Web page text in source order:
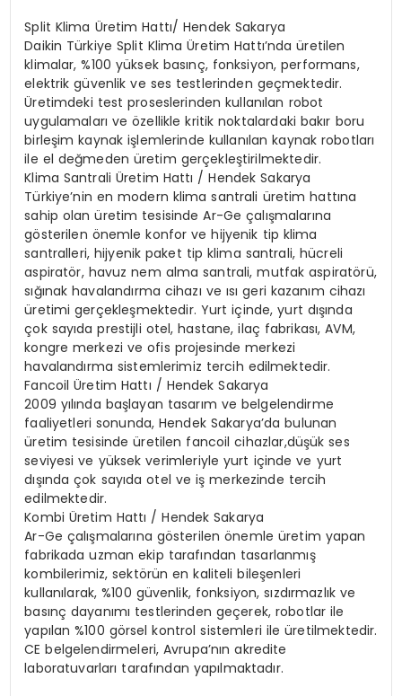
Split Klima Üretim Hattı/ Hendek Sakarya
Daikin Türkiye Split Klima Üretim Hattı’nda üretilen
klimalar, %100 yüksek basınç, fonksiyon, performans,
elektrik güvenlik ve ses testlerinden geçmektedir.
Üretimdeki test proseslerinden kullanılan robot
uygulamaları ve özellikle kritik noktalardaki bakır boru
birleşim kaynak işlemlerinde kullanılan kaynak robotları
ile el değmeden üretim gerçekleştirilmektedir.
Klima Santrali Üretim Hattı / Hendek Sakarya
Türkiye’nin en modern klima santrali üretim hattına
sahip olan üretim tesisinde Ar-Ge çalışmalarına
gösterilen önemle konfor ve hijyenik tip klima
santralleri, hijyenik paket tip klima santrali, hücreli
aspiratör, havuz nem alma santrali, mutfak aspiratörü,
sığınak havalandırma cihazı ve ısı geri kazanım cihazı
üretimi gerçekleşmektedir. Yurt içinde, yurt dışında
çok sayıda prestijli otel, hastane, ilaç fabrikası, AVM,
kongre merkezi ve ofis projesinde merkezi
havalandırma sistemlerimiz tercih edilmektedir.
Fancoil Üretim Hattı / Hendek Sakarya
2009 yılında başlayan tasarım ve belgelendirme
faaliyetleri sonunda, Hendek Sakarya’da bulunan
üretim tesisinde üretilen fancoil cihazlar,düşük ses
seviyesi ve yüksek verimleriyle yurt içinde ve yurt
dışında çok sayıda otel ve iş merkezinde tercih
edilmektedir.
Kombi Üretim Hattı / Hendek Sakarya
Ar-Ge çalışmalarına gösterilen önemle üretim yapan
fabrikada uzman ekip tarafından tasarlanmış
kombilerimiz, sektörün en kaliteli bileşenleri
kullanılarak, %100 güvenlik, fonksiyon, sızdırmazlık ve
basınç dayanımı testlerinden geçerek, robotlar ile
yapılan %100 görsel kontrol sistemleri ile üretilmektedir.
CE belgelendirmeleri, Avrupa’nın akredite
laboratuvarları tarafından yapılmaktadır.